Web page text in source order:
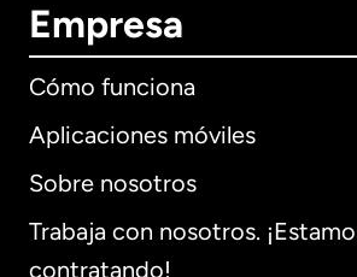
Empresa
Cómo funciona
Aplicaciones móviles
Sobre nosotros
Trabaja con nosotros.
contratando!